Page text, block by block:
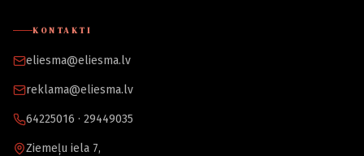
KONTAKTI
eliesma@eliesma.lv
reklama@eliesma.lv
64225016 · 29449035
Ziemeļu iela 7,